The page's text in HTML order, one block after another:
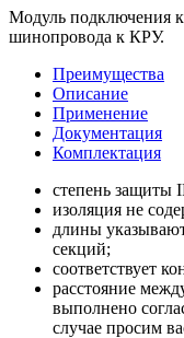
Модуль подключения
шинопровода к КРУ.
Преимущества
Описание
Применение
Документация
Комплектация
степень защиты
изоляция не
длины
секций;
соответствует
расстояние
выполнено
случае просим